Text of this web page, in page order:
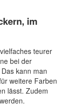
im
teurer
bei der
kann man
weitere Farben
lässt. Zudem